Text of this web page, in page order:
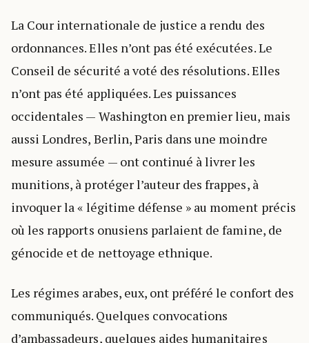
La Cour internationale de justice a rendu des
ordonnances. Elles n’ont pas été exécutées. Le
Conseil de sécurité a voté des résolutions. Elles
n’ont pas été appliquées. Les puissances
occidentales — Washington en premier lieu, mais
aussi Londres, Berlin, Paris dans une moindre
mesure assumée — ont continué à livrer les
munitions, à protéger l’auteur des frappes, à
invoquer la « légitime défense » au moment précis
où les rapports onusiens parlaient de famine, de
génocide et de nettoyage ethnique.
Les régimes arabes, eux, ont préféré le confort des
communiqués. Quelques convocations
d’ambassadeurs, quelques aides humanitaires